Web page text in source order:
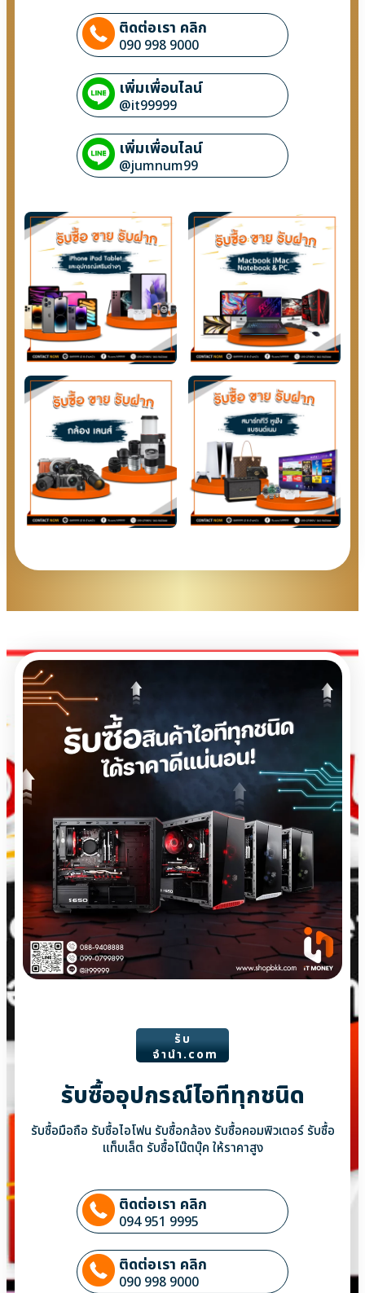
ติดต่อเรา คลิก
090 998 9000
เพิ่มเพื่อนไลน์
@it99999
เพิ่มเพื่อนไลน์
@jumnum99
รับ
จํานํา.com
รับซื้ออุปกรณ์ไอทีทุกชนิด
รับซื้อมือถือ รับซื้อไอโฟน รับซื้อกล้อง รับซื้อคอมพิวเตอร์ รับซื้อ
แท็บเล็ต รับซื้อโน๊ตบุ๊ค ให้ราคาสูง
ติดต่อเรา คลิก
094 951 9995
ติดต่อเรา คลิก
090 998 9000